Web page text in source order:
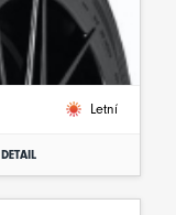
Letní
DETAIL